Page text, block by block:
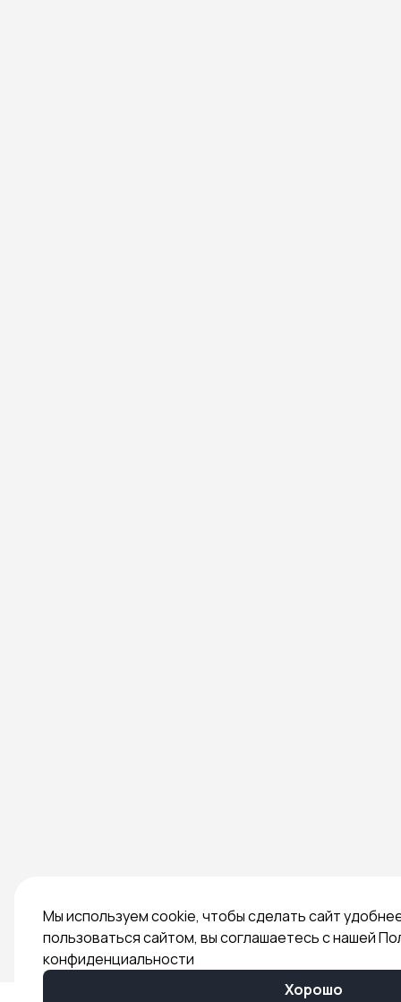
Мы используем cookie, чтобы сделать сайт
пользоваться сайтом, вы соглашаетесь с нашей
конфиденциальности
Хорошо